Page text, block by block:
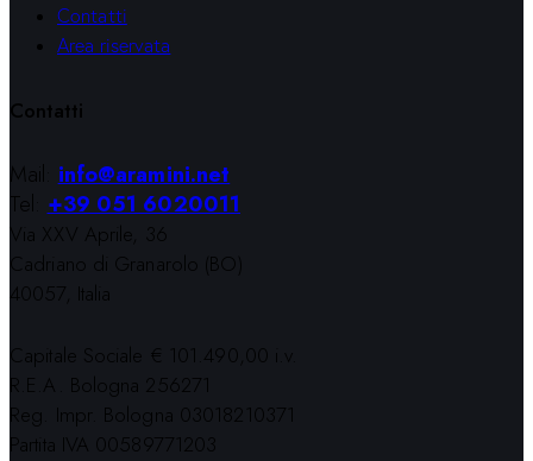
Contatti
Area riservata
Contatti
Mail:info@aramini.net
Tel:+39 051 6020011
Via XXV Aprile, 36
Cadriano di Granarolo (BO)
40057, Italia
Capitale Sociale € 101.490,00 i.v.
R.E.A. Bologna 256271
Reg. Impr. Bologna 03018210371
Partita IVA 00589771203